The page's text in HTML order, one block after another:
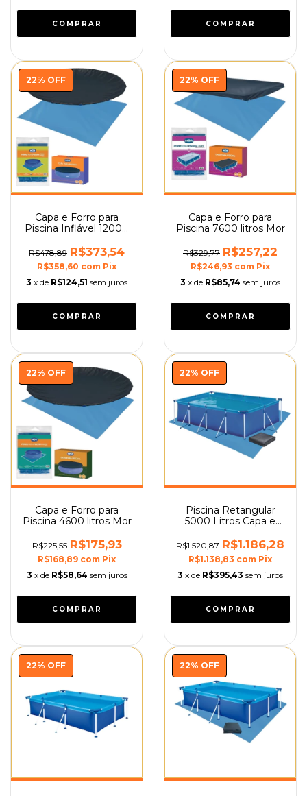
22% OFF
Capa e Forro para
Piscina Inflável 12000
R$478,89 R$373,54
R$358,60 com Pix
3 x de R$124,51 sem juros
22% OFF
Capa e Forro para
Piscina 7600 litros Mor
R$329,77 R$257,22
R$246,93 com Pix
3 x de R$85,74 sem juros
22% OFF
Capa e Forro para
Piscina 4600 litros Mor
R$225,55 R$175,93
R$168,89 com Pix
3 x de R$58,64 sem juros
22% OFF
Piscina Retangular
5000 Litros Capa e
R$1.520,87 R$1.186,28
R$1.138,83 com Pix
3 x de R$395,43 sem juros
22% OFF 22% OFF